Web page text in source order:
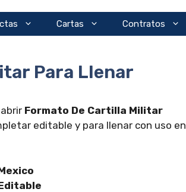
Cartas Contratos
Para Llenar
Formato De Cartilla Militar
editable y para llenar con uso en